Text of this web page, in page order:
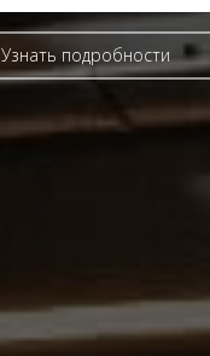
Узнать подробности